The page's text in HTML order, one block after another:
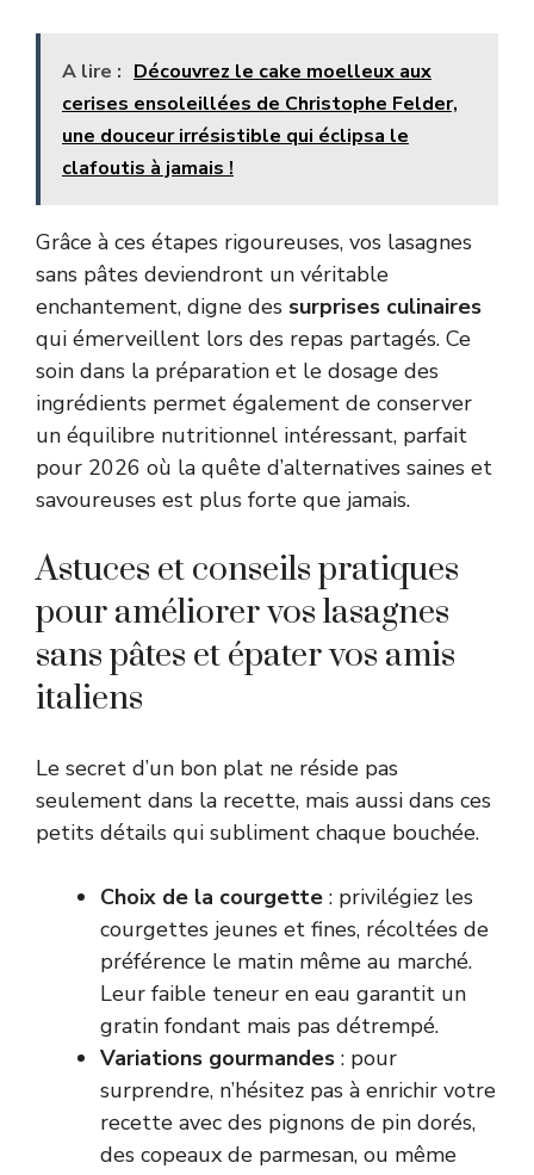
A lire : Découvrez le cake moelleux aux
cerises ensoleillées de Christophe Felder,
une douceur irrésistible qui éclipsa le
clafoutis à jamais !
Grâce à ces étapes rigoureuses, vos lasagnes
sans pâtes deviendront un véritable
enchantement, digne des surprises culinaires
qui émerveillent lors des repas partagés. Ce
soin dans la préparation et le dosage des
ingrédients permet également de conserver
un équilibre nutritionnel intéressant, parfait
pour 2026 où la quête d’alternatives saines et
savoureuses est plus forte que jamais.
Astuces et conseils pratiques
pour améliorer vos lasagnes
sans pâtes et épater vos amis
italiens
Le secret d’un bon plat ne réside pas
seulement dans la recette, mais aussi dans ces
petits détails qui subliment chaque bouchée.
Choix de la courgette : privilégiez les
courgettes jeunes et fines, récoltées de
préférence le matin même au marché.
Leur faible teneur en eau garantit un
gratin fondant mais pas détrempé.
Variations gourmandes : pour
surprendre, n’hésitez pas à enrichir votre
recette avec des pignons de pin dorés,
des copeaux de parmesan, ou même